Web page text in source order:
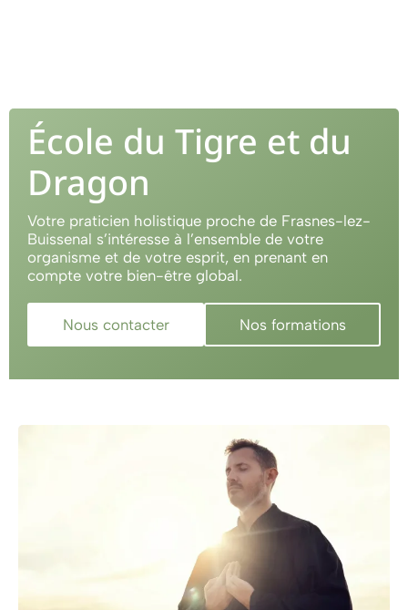
École du Tigre et du
Dragon
Votre praticien holistique proche de Frasnes-lez-
Buissenal s’intéresse à l’ensemble de votre
organisme et de votre esprit, en prenant en
compte votre bien-être global.
Nous contacter Nos formations